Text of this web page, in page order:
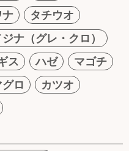
ナ
タチウオ
ジナ（グレ・クロ）
ス ハゼ
マゴチ
グロ
カツオ